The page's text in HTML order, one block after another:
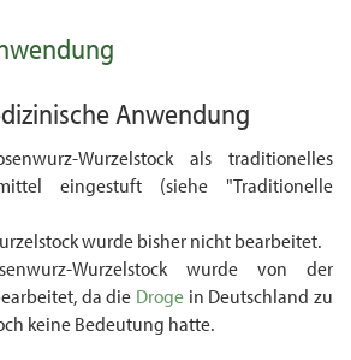
Anwendung
Wurzelstock als traditionelles
ein­gestuft (siehe "Traditionelle
wurde bisher nicht bearbeitet.
Wurzelstock wurde von der
da die Droge in Deutschland zu
keine Bedeutung hatte.